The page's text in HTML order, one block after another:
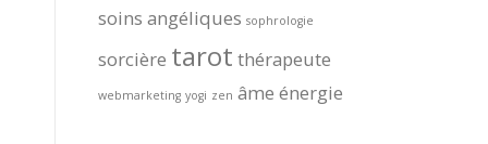
soins angéliques sophrologie
sorcière tarot thérapeute
webmarketing yogi zen âme énergie